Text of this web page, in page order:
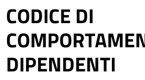
CODICE DI
DIPENDENTI